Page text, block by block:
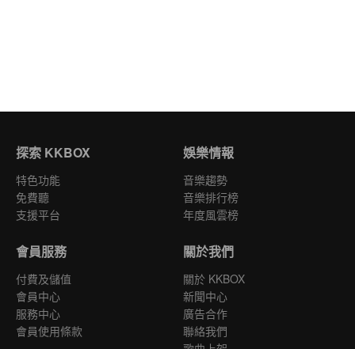
探索 KKBOX
特色功能
免費聽
支援平台
娛樂情報
音樂趨勢
音樂排行榜
年度風雲榜
會員服務
付費及儲值
會員中心
服務中心
會員使用條款
關於我們
關於 KKBOX
新聞中心
廣告合作
聯絡我們